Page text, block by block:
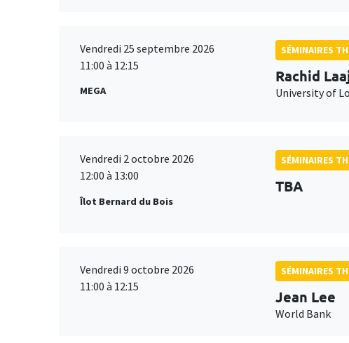
Vendredi 25 septembre 2026
11:00 à 12:15
MEGA
SÉMINAIRES
Rachid
University of
Vendredi 2 octobre 2026
12:00 à 13:00
Îlot Bernard du Bois
SÉMINAIRES
TBA
Vendredi 9 octobre 2026
11:00 à 12:15
SÉMINAIRES
Jean Lee
World Bank